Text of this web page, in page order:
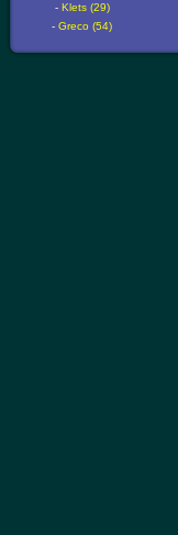
- Klets (29)
- Greco (54)